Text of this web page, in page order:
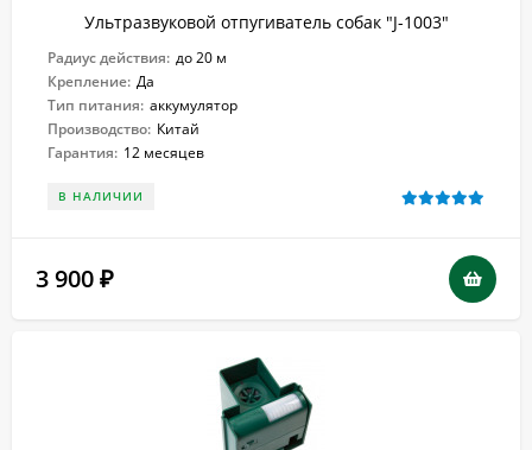
Ультразвуковой отпугиватель собак "J-1003"
Радиус действия: до 20 м
Крепление: Да
Тип питания: аккумулятор
Производство: Китай
Гарантия: 12 месяцев
В НАЛИЧИИ
3 900 ₽